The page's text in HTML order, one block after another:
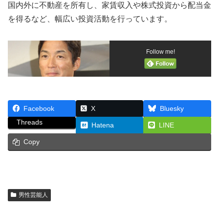
国内外に不動産を所有し、家賃収入や株式投資から配当金
を得るなど、幅広い投資活動を行っています。
Follow me!
Facebook X
Bluesky
Threads
Hatena LINE
Copy
男性芸能人